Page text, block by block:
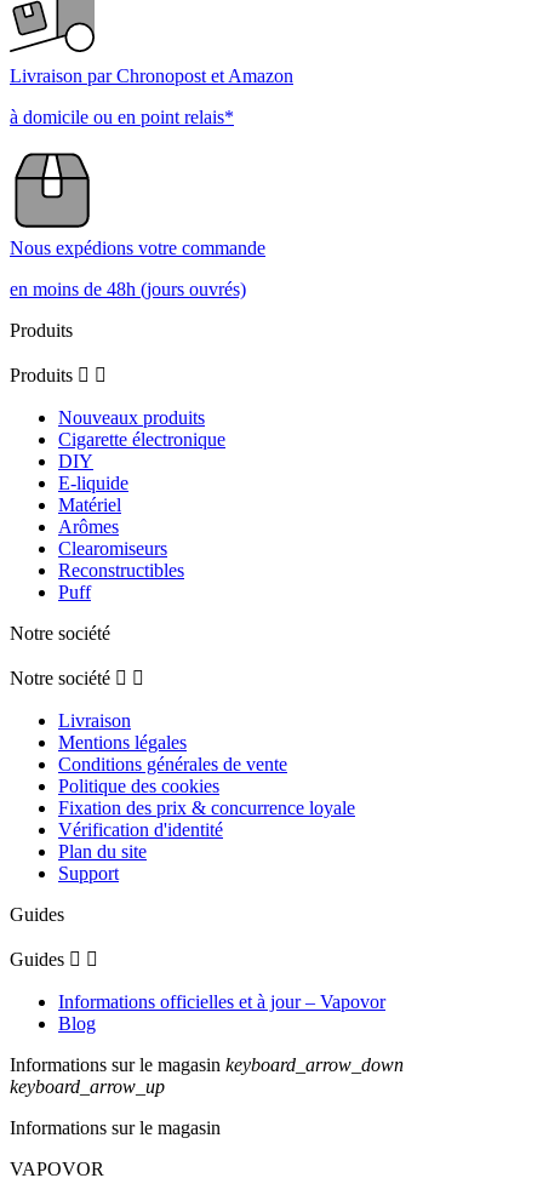
Livraison par Chronopost et Amazon
à domicile ou en point relais*
Nous expédions votre commande
en moins de 48h (jours ouvrés)
Produits
Produits  
Nouveaux produits
Cigarette électronique
DIY
E-liquide
Matériel
Arômes
Clearomiseurs
Reconstructibles
Puff
Notre société
Notre société  
Livraison
Mentions légales
Conditions générales de vente
Politique des cookies
Fixation des prix & concurrence loyale
Vérification d'identité
Plan du site
Support
Guides
Guides  
Informations officielles et à jour – Vapovor
Blog
Informations sur le magasin keyboard_arrow_down
keyboard_arrow_up
Informations sur le magasin
VAPOVOR